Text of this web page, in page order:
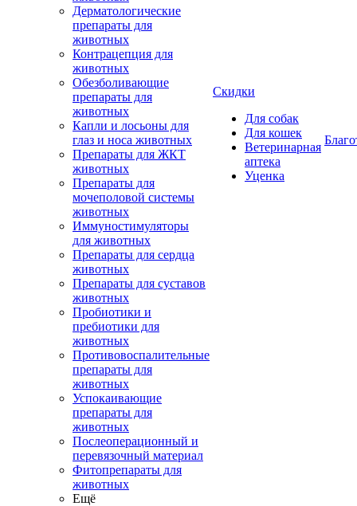
Дерматологические
препараты для
животных
Контрацепция для
животных
Обезболивающие
препараты для
животных
Капли и лосьоны для
глаз и носа животных
Препараты для ЖКТ
животных
Препараты для
мочеполовой системы
животных
Иммуностимуляторы
для животных
Препараты для сердца
животных
Препараты для суставов
животных
Пробиотики и
пребиотики для
животных
Противовоспалительные
препараты для
животных
Успокаивающие
препараты для
животных
Послеоперационный и
перевязочный материал
Фитопрепараты для
животных
Ещё
Скидки
Для собак
Для кошек
Ветеринарная
аптека
Уценка